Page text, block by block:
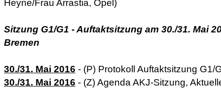
Heyne/Frau Arrastia, Opel)
Sitzung G1/G1 - Auftaktsitzung am 30./31. Mai
Bremen
30./31. Mai 2016 - (P) Protokoll Auftaktsitzung G1/
30./31. Mai 2016 - (Z) Agenda AKJ-Sitzung,